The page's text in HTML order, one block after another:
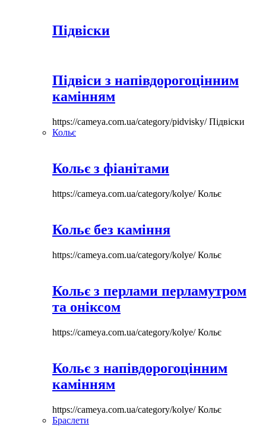
Підвіски
Підвіси з напівдорогоцінним
камінням
https://cameya.com.ua/category/pidvisky/Підвіски
Кольє
Кольє з фіанітами
https://cameya.com.ua/category/kolye/Кольє
Кольє без каміння
https://cameya.com.ua/category/kolye/Кольє
Кольє з перлами перламутром
та оніксом
https://cameya.com.ua/category/kolye/Кольє
Кольє з напівдорогоцінним
камінням
https://cameya.com.ua/category/kolye/Кольє
Браслети